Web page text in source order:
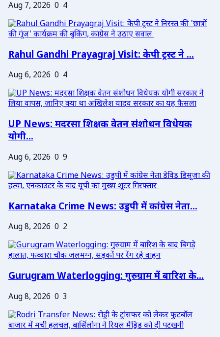
Aug 7, 2026 0 4
Rahul Gandhi Prayagraj Visit: केपी ट्रस्ट ने ...
Aug 6, 2026 0 4
UP News: मदरसा शिक्षक वेतन संशोधन विधेयक
योगी...
Aug 6, 2026 0 9
Karnataka Crime News: उडुपी में कांग्रेस नेता...
Aug 8, 2026 0 2
Gurugram Waterlogging: गुरुग्राम में बारिश के...
Aug 8, 2026 0 3